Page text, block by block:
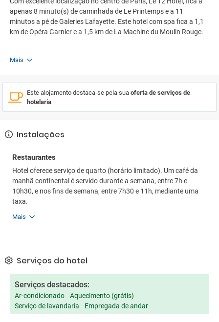
apenas 8 minuto(s) de caminhada de Le Printemps e a 11
minutos a pé de Galeries Lafayette. Este hotel com spa fica a 1,1
km de Opéra Garnier e a 1,5 km de La Machine du Moulin Rouge.
Mais
Este alojamento destaca-se pela sua oferta de serviços de
hotelaria
Instalações
Restaurantes
Hotel oferece serviço de quarto (horário limitado). Um café da
manhã continental é servido durante a semana, entre 7h e
10h30, e nos fins de semana, entre 7h30 e 11h, mediante uma
taxa.
Mais
Serviços do hotel
Serviços destacados:
Ar-condicionado
Aquecimento (grátis)
Serviço de lavandaria
Empregada de andar